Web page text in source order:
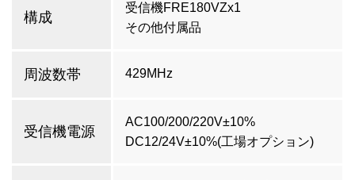
構成
受信機FRE180VZx1
その他付属品
周波数帯 429MHz
受信機電源
AC100/200/220V±10%
DC12/24V±10%(工場オプション)